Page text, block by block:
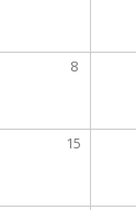
8
15